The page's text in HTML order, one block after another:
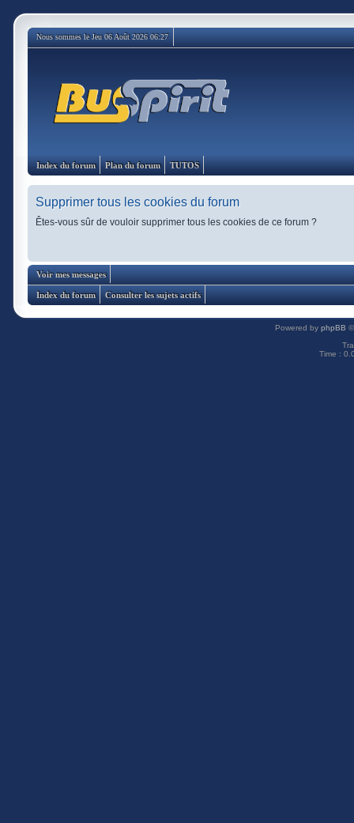
Nous sommes le Jeu 06 Août 2026 06:27
Index du forum Plan du forum TUTOS
Supprimer tous les cookies du forum
Êtes-vous sûr de vouloir supprimer tous les cookies de ce forum ?
Voir mes messages
Index du forum Consulter les sujets actifs
Powered by phpBB
Time :